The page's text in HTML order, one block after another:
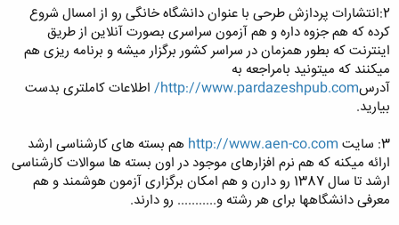
2:انتشارات پردازش طرحی با عنوان دانشگاه خانگی رو از امسال شروع
کرده که هم جزوه داره و هم آزمون سراسری بصورت آنلاین از طریق
اینترنت که بطور همزمان در سراسر کشور برگزار میشه و برنامه ریزی هم
میکنند که میتونید بامراجعه به
آدرسhttp://www.pardazeshpub.com/ اطلاعات کاملتری بدست
بیارید.
3: سایت
http://www.aen-co.com هم بسته های کارشناسی ارشد
ارائه میکنه که هم نرم افزارهای موجود در اون بسته ها سوالات کارشناسی
ارشد تا سال 1387 رو دارن و هم امکان برگزاری آزمون هوشمند و هم
معرفی دانشگاهها برای هر رشته و........... رو دارند.